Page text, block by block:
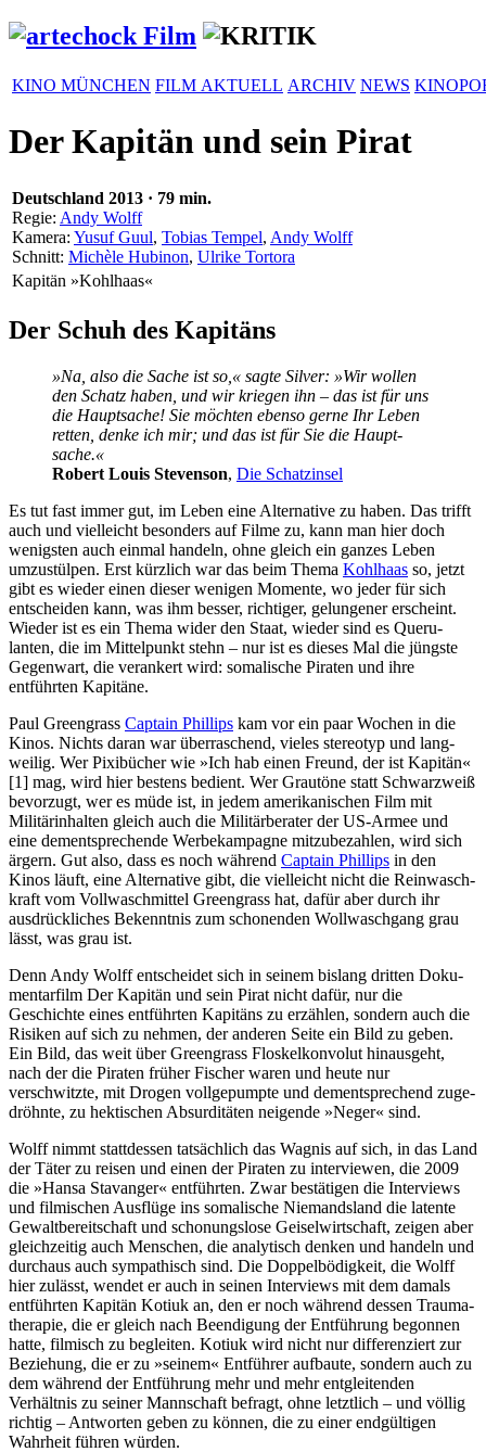
KINO MÜNCHEN FILM AKTUELL ARCHIV NEWS
Der Kapitän und sein Pirat
Deutschland 2013 · 79 min.
Regie: Andy Wolff
Kamera: Yusuf Guul, Tobias Tempel, Andy Wolff
Schnitt: Michèle Hubinon, Ulrike Tortora
Kapitän »Kohlhaas«
Der Schuh des Kapitäns
»Na, also die Sache ist so,« sagte Silver: »Wir wollen
den Schatz haben, und wir kriegen ihn – das ist für uns
die Haupt­sache! Sie möchten ebenso gerne Ihr Leben
retten, denke ich mir; und das ist für Sie die Haupt­
sache.«
Robert Louis Stevenson, Die Schatz­insel
Es tut fast immer gut, im Leben eine Alter­na­tive zu haben. Das trifft
auch und viel­leicht besonders auf Filme zu, kann man hier doch
wenigsten auch einmal handeln, ohne gleich ein ganzes Leben
umzus­tülpen. Erst kürzlich war das beim Thema Kohlhaas so, jetzt
gibt es wieder einen dieser wenigen Momente, wo jeder für sich
entscheiden kann, was ihm besser, richtiger, gelun­gener erscheint.
Wieder ist es ein Thema wider den Staat, wieder sind es Queru­
lanten, die im Mittel­punkt stehn – nur ist es dieses Mal die jüngste
Gegenwart, die verankert wird: soma­li­sche Piraten und ihre
entführten Kapitäne.
Paul Green­grass Captain Phillips kam vor ein paar Wochen in die
Kinos. Nichts daran war über­ra­schend, vieles stereotyp und lang­
weilig. Wer Pixi­bücher wie »Ich hab einen Freund, der ist Kapitän«
[1] mag, wird hier bestens bedient. Wer Grautöne statt Schwarz­weiß
bevorzugt, wer es müde ist, in jedem ameri­ka­ni­schen Film mit
Militär­in­halten gleich auch die Militär­be­rater der US-Armee und
eine dement­spre­chende Werbe­kam­pagne mitzu­be­zahlen, wird sich
ärgern. Gut also, dass es noch während Captain Phillips in den
Kinos läuft, eine Alter­na­tive gibt, die viel­leicht nicht die Rein­wasch­
kraft vom Voll­wasch­mittel Green­grass hat, dafür aber durch ihr
ausdrück­li­ches Bekenntnis zum scho­nenden Woll­wasch­gang grau
lässt, was grau ist.
Denn Andy Wolff entscheidet sich in seinem bislang dritten Doku­
men­tar­film Der Kapitän und sein Pirat nicht dafür, nur die
Geschichte eines entführten Kapitäns zu erzählen, sondern auch die
Risiken auf sich zu nehmen, der anderen Seite ein Bild zu geben.
Ein Bild, das weit über Green­grass Flos­kel­kon­volut hinaus­geht,
nach der die Piraten früher Fischer waren und heute nur
verschwitzte, mit Drogen voll­ge­pumpte und dement­spre­chend zuge­
dröhnte, zu hekti­schen Absur­ditäten neigende »Neger« sind.
Wolff nimmt statt­dessen tatsäch­lich das Wagnis auf sich, in das Land
der Täter zu reisen und einen der Piraten zu inter­viewen, die 2009
die »Hansa Stavanger« entführten. Zwar bestä­tigen die Inter­views
und filmi­schen Ausflüge ins soma­li­sche Niemands­land die latente
Gewalt­be­reit­schaft und scho­nungs­lose Geisel­wirt­schaft, zeigen aber
gleichz­eitig auch Menschen, die analy­tisch denken und handeln und
durchaus auch sympa­thisch sind. Die Doppel­bö­dig­keit, die Wolff
hier zulässt, wendet er auch in seinen Inter­views mit dem damals
entführten Kapitän Kotiuk an, den er noch während dessen Trau­ma­
the­rapie, die er gleich nach Been­di­gung der Entfüh­rung begonnen
hatte, filmisch zu begleiten. Kotiuk wird nicht nur diffe­ren­ziert zur
Beziehung, die er zu »seinem« Entführer aufbaute, sondern auch zu
dem während der Entfüh­rung mehr und mehr entglei­tenden
Verhältnis zu seiner Mann­schaft befragt, ohne letztlich – und völlig
richtig – Antworten geben zu können, die zu einer endgül­tigen
Wahrheit führen würden.